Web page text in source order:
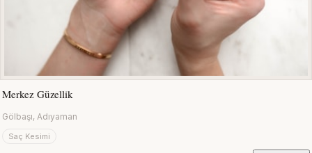
Merkez Güzellik
Gölbaşı, Adıyaman
Saç Kesimi